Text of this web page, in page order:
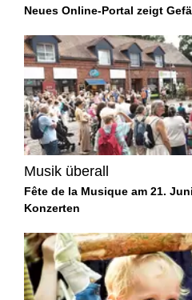
Neues Online-Portal zeigt
Musik überall
Fête de la Musique am 21.
Konzerten